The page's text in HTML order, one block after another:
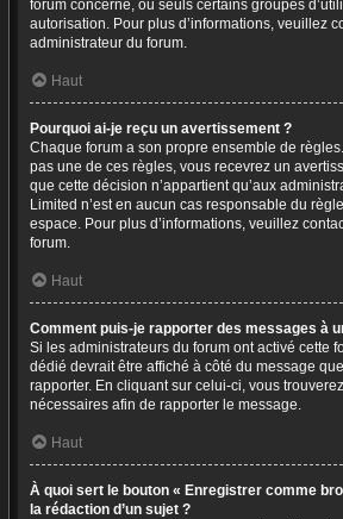
forum concerné, ou seuls certains groupes
autorisation. Pour plus d’informations, veuillez
administrateur du forum.
Haut
Pourquoi ai-je reçu un avertissement ?
Chaque forum a son propre ensemble de
pas une de ces règles, vous recevrez un
que cette décision n’appartient qu’aux
Limited n’est en aucun cas responsable du
espace. Pour plus d’informations, veuillez
forum.
Haut
Comment puis-je rapporter des messages à
Si les administrateurs du forum ont activé cette
dédié devrait être affiché à côté du message
rapporter. En cliquant sur celui-ci, vous
nécessaires afin de rapporter le message.
Haut
À quoi sert le bouton « Enregistrer comme
la rédaction d’un sujet ?